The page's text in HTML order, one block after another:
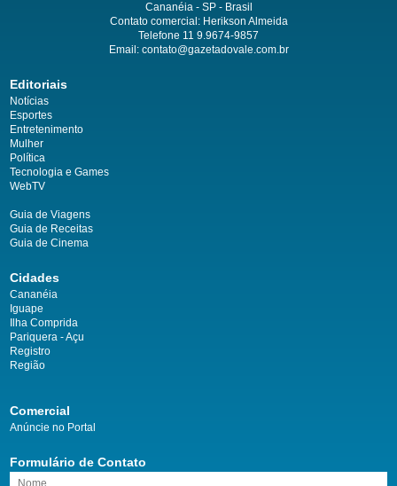
Cananéia - SP - Brasil
Contato comercial: Herikson Almeida
Telefone 11 9.9674-9857
Email: contato@gazetadovale.com.br
Editoriais
Notícias
Esportes
Entretenimento
Mulher
Política
Tecnologia e Games
WebTV
Guia de Viagens
Guia de Receitas
Guia de Cinema
Cidades
Cananéia
Iguape
Ilha Comprida
Pariquera - Açu
Registro
Região
Comercial
Anúncie no Portal
Formulário de Contato